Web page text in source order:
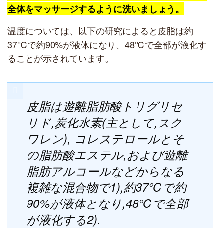
全体をマッサージするように洗いましょう。
温度については、以下の研究によると皮脂は約
37℃で約90%が液体になり、48℃で全部が液化す
ることが示されています。
皮脂は遊離脂肪酸トリグリセ
リド,炭化水素(主として,スク
ワレン), コレステロールとそ
の脂肪酸エステル,および遊離
脂肪アルコールなどからなる
複雑な混合物で1),約37℃で約
90%が液体となり,48℃で全部
が液化する2).